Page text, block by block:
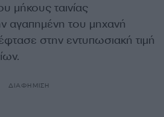
μήκους ταινίας
αγαπημένη του μηχανή
στην εντυπωσιακή τιμή
ΔΙΑΦΗΜΙΣΗ